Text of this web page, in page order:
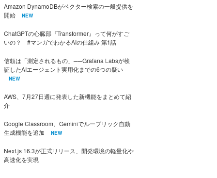
Amazon DynamoDBがベクター検索の一般提供を
開始
NEW
ChatGPTの心臓部『Transformer』って何がすご
いの？ #マンガでわかるAIの仕組み 第1話
信頼は「測定されるもの」──Grafana Labsが検
証したAIエージェント実用化までの6つの疑い
NEW
AWS、7月27日週に発表した新機能をまとめて紹
介
Google Classroom、Geminiでルーブリック自動
生成機能を追加
NEW
Next.js 16.3が正式リリース、開発環境の軽量化や
高速化を実現